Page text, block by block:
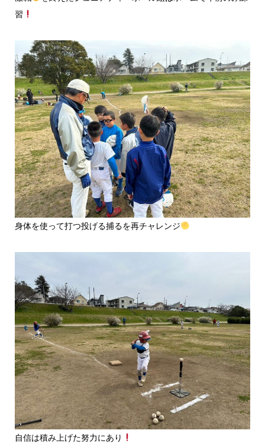
習
身体を使って打つ投げる捕るを再チャレンジ
自信は積み上げた努力にあり